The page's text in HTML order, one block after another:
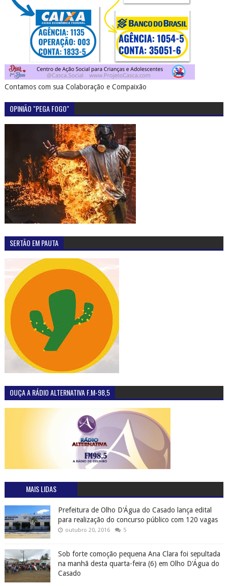
Contamos com sua Colaboração e Compaixão
OPINIÃO "PEGA FOGO"
SERTÃO EM PAUTA
OUÇA A RÁDIO ALTERNATIVA F.M-98,5
MAIS LIDAS
Prefeitura de Olho D'Água do Casado lança edital
para realização do concurso público com 120 vagas
outubro 20, 2016 5
Sob forte comoção pequena Ana Clara foi sepultada
na manhã desta quarta-feira (6) em Olho D'Água do
Casado